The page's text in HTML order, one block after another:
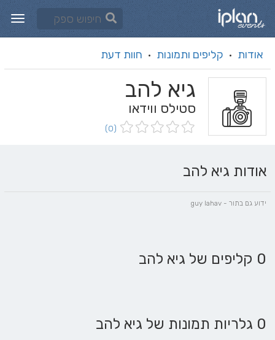
אודות · קליפים ותמונות · חוות דעת
גיא להב
סטילס ווידאו
(0)
אודות גיא להב
ידוע גם בתור - guy lahav
0 קליפים של גיא להב
0 גלריות תמונות של גיא להב